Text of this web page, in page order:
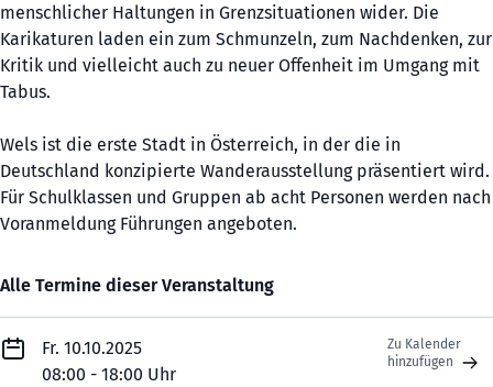
menschlicher Haltungen in Grenzsituationen wider. Die
Karikaturen laden ein zum Schmunzeln, zum Nachdenken, zur
Kritik und vielleicht auch zu neuer Offenheit im Umgang mit
Tabus.
Wels ist die erste Stadt in Österreich, in der die in
Deutschland konzipierte Wanderausstellung präsentiert wird.
Für Schulklassen und Gruppen ab acht Personen werden nach
Voranmeldung Führungen angeboten.
Alle Termine dieser Veranstaltung
Fr. 10.10.2025
08:00 - 18:00 Uhr
Zu Kalender
hinzufügen